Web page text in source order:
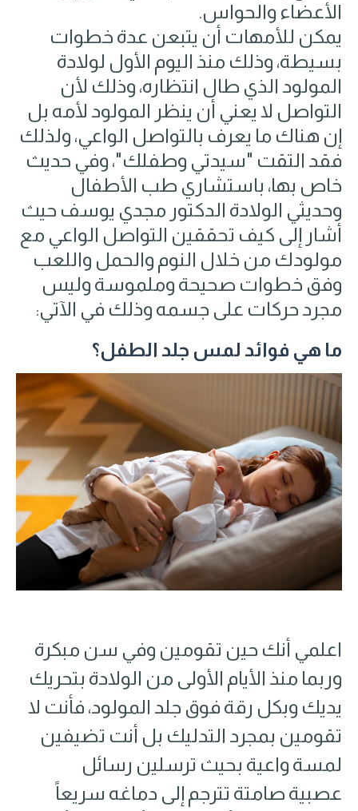
الأعضاء والحواس.
يمكن للأمهات أن يتبعن عدة خطوات
بسيطة، وذلك منذ اليوم الأول لولادة
المولود الذي طال انتظاره، وذلك لأن
التواصل لا يعني أن ينظر المولود لأمه بل
إن هناك ما يعرف بالتواصل الواعي، ولذلك
فقد التقت "سيدتي وطفلك"، وفي حديث
خاص بها، باستشاري طب الأطفال
وحديثي الولادة الدكتور مجدي يوسف حيث
أشار إلى كيف تحققين التواصل الواعي مع
مولودك من خلال النوم والحمل واللعب
وفق خطوات صحيحة وملموسة وليس
مجرد حركات على جسمه وذلك في الآتي:
ما هي فوائد لمس جلد الطفل؟
اعلمي أنك حين تقومين وفي سن مبكرة
وربما منذ الأيام الأولى من الولادة بتحريك
يديك وبكل رقة فوق جلد المولود، فأنت لا
تقومين بمجرد التدليك بل أنت تضيفين
لمسة واعية بحيث ترسلين رسائل
عصبية صامتة تترجم إلى دماغه سريعاً